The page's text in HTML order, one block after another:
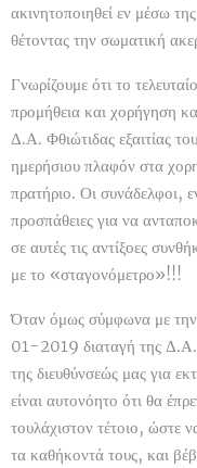
ακινητοποιηθεί εν μέσω
θέτοντας την σωματική
Γνωρίζουμε ότι το
προμήθεια και χορήγηση
Δ.Α. Φθιώτιδας εξαιτίας
ημερήσιου πλαφόν στα
πρατήριο. Οι συνάδελφοι,
προσπάθειες για να
σε αυτές τις αντίξοες
με το «σταγονόμετρο»!!!
Όταν όμως σύμφωνα με
01-2019 διαταγή της Δ.Α.
της διευθύνσεώς μας για
είναι αυτονόητο ότι θα
τουλάχιστον τέτοιο, ώστε
τα καθήκοντά τους, και